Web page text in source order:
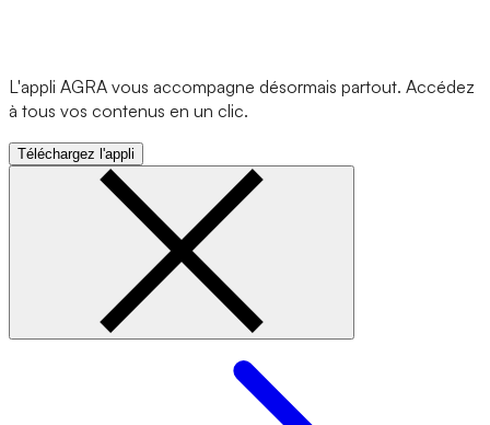
L'appli AGRA vous accompagne désormais partout. Accédez
à tous vos contenus en un clic.
Téléchargez l'appli